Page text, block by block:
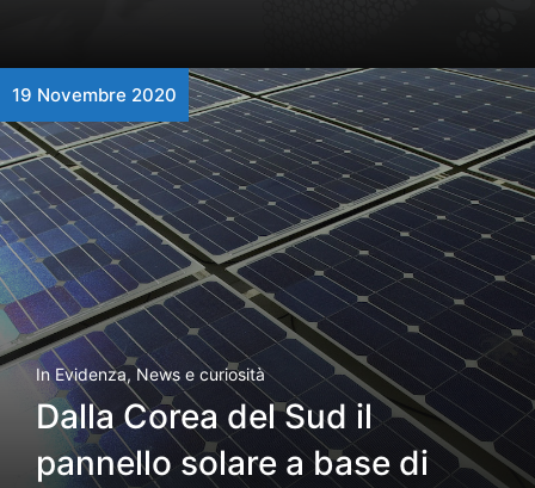
19 Novembre 2020
In Evidenza,News e curiosità
Dalla Corea del Sud il
pannello solare a base di